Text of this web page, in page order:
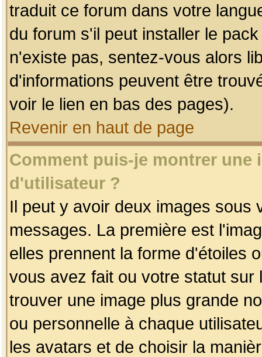
traduit ce forum dans votre
du forum s'il peut installer le
n'existe pas, sentez-vous alors
d'informations peuvent être
voir le lien en bas des pages).
Revenir en haut de page
Comment puis-je montrer une
d'utilisateur ?
Il peut y avoir deux images sous
messages. La première est
elles prennent la forme d'étoiles
vous avez fait ou votre statut
trouver une image plus grande
ou personnelle à chaque
les avatars et de choisir la